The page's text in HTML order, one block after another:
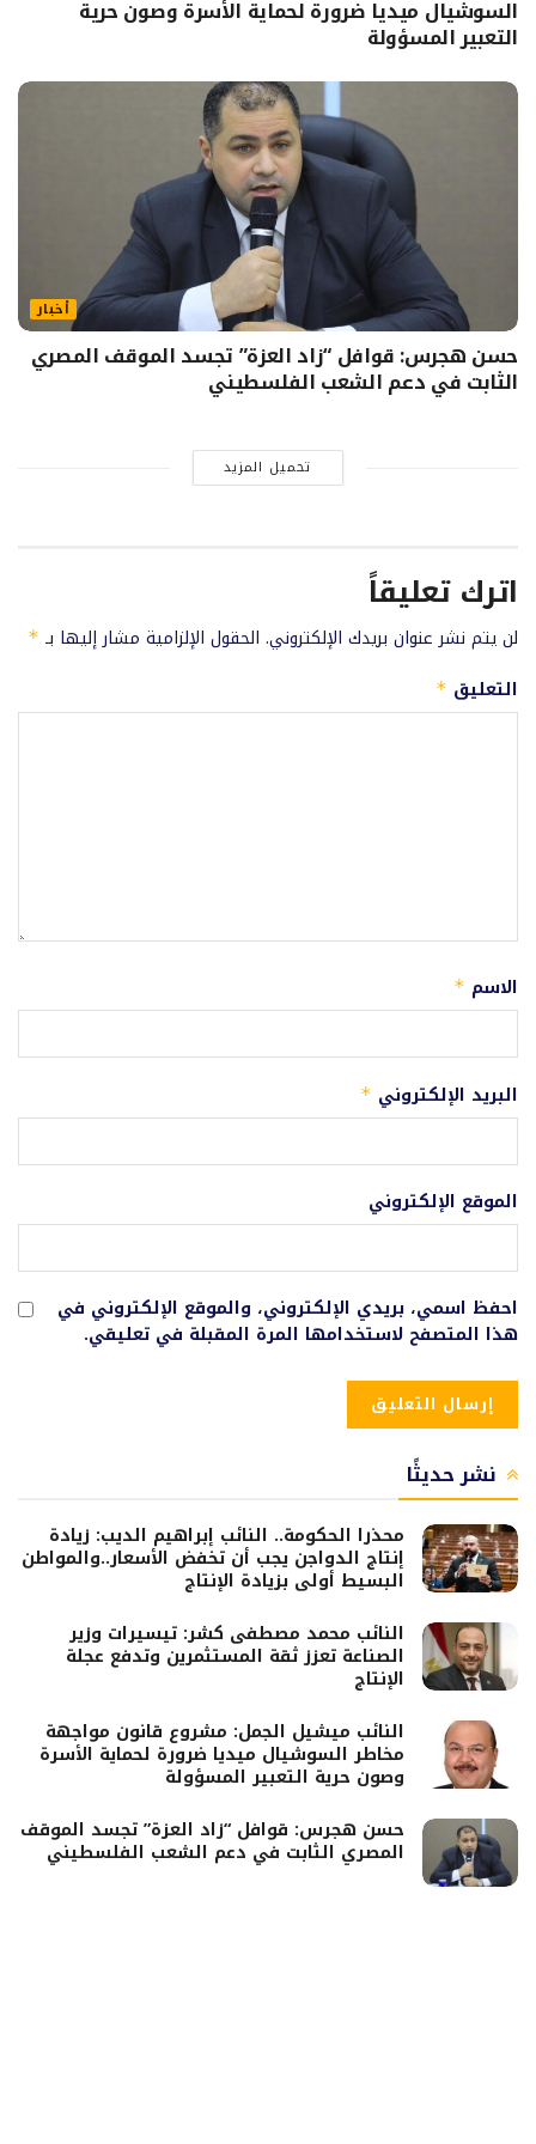
السوشيال ميديا ضرورة لحماية الأسرة وصون حرية
التعبير المسؤولة
أخبار
حسن هجرس: قوافل “زاد العزة” تجسد الموقف المصري
الثابت في دعم الشعب الفلسطيني
تحميل المزيد
اترك تعليقاً
لن يتم نشر عنوان بريدك الإلكتروني. الحقول الإلزامية مشار إليها بـ *
التعليق *
الاسم *
البريد الإلكتروني *
الموقع الإلكتروني
احفظ اسمي، بريدي الإلكتروني، والموقع الإلكتروني في
هذا المتصفح لاستخدامها المرة المقبلة في تعليقي.
نشر حديثًا
محذرا الحكومة.. النائب إبراهيم الديب: زيادة
إنتاج الدواجن يجب أن تخفض الأسعار..والمواطن
البسيط أولى بزيادة الإنتاج
النائب محمد مصطفى كشر: تيسيرات وزير
الصناعة تعزز ثقة المستثمرين وتدفع عجلة
الإنتاج
النائب ميشيل الجمل: مشروع قانون مواجهة
مخاطر السوشيال ميديا ضرورة لحماية الأسرة
وصون حرية التعبير المسؤولة
حسن هجرس: قوافل “زاد العزة” تجسد الموقف
المصري الثابت في دعم الشعب الفلسطيني